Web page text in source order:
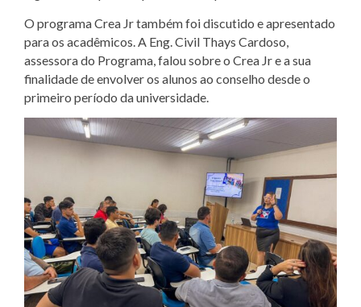
O programa Crea Jr também foi discutido e apresentado
para os acadêmicos. A Eng. Civil Thays Cardoso,
assessora do Programa, falou sobre o Crea Jr e a sua
finalidade de envolver os alunos ao conselho desde o
primeiro período da universidade.